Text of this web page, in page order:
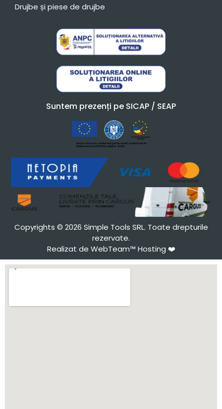
Drujbe și piese de drujbe
Suntem prezenți pe SICAP / SEAP
Copyrights © 2026 Simple Tools SRL. Toate drepturile
rezervate.
Realizat de WebTeam™ Hosting ❤️